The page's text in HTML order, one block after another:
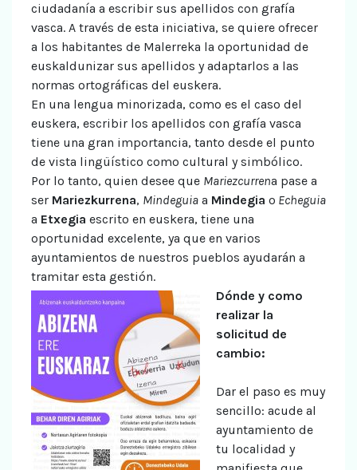
ciudadanía a escribir sus apellidos con grafía
vasca. A través de esta iniciativa, se quiere ofrecer
a los habitantes de Malerreka la oportunidad de
euskaldunizar sus apellidos y adaptarlos a las
normas ortográficas del euskera.
En una lengua minorizada, como es el caso del
euskera, escribir los apellidos con grafía vasca
tiene una gran importancia, tanto desde el punto
de vista lingüístico como cultural y simbólico.
Por lo tanto, quien desee que Mariezcurrena pase a
ser Mariezkurrena, Mindeguia a Mindegia o Echeguia
a Etxegia escrito en euskera, tiene una
oportunidad excelente, ya que en varios
ayuntamientos de nuestros pueblos ayudarán a
tramitar esta gestión.
Dónde y como
realizar la
solicitud de
cambio:
Dar el paso es muy
sencillo: acude al
ayuntamiento de
tu localidad y